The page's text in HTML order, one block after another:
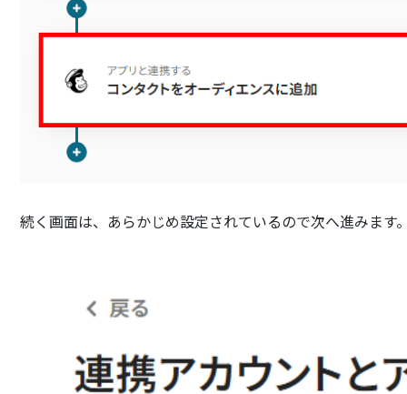
続く画面は、あらかじめ設定されているので次へ進みます